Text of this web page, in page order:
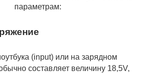
параметрам:
(input) или на зарядном
составляет величину 18,5V,